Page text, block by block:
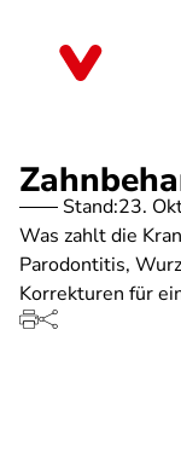
Stand:23.
Was zahlt die
Parodontitis,
Korrekturen für